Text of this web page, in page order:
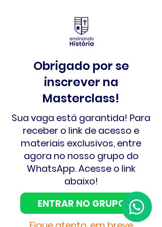
Obrigado por se
inscrever na
Masterclass!
Sua vaga está garantida! Para
receber o link de acesso e
materiais exclusivos, entre
agora no nosso grupo do
WhatsApp. Acesse o link
abaixo!
ENTRAR NO GRUPO